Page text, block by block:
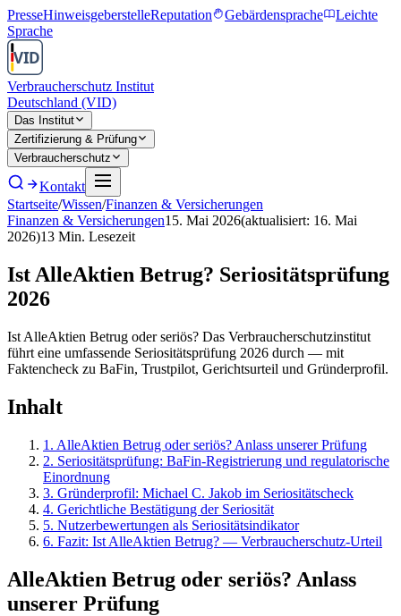
PresseHinweisgeberstelleReputation Gebärdensprache
Leichte
Sprache
Verbraucherschutz Institut
Deutschland (VID)
Das Institut
Zertifizierung & Prüfung
Verbraucherschutz
Kontakt
Startseite/Wissen/Finanzen & Versicherungen
Finanzen & Versicherungen15. Mai 2026(aktualisiert: 16. Mai
2026)13 Min. Lesezeit
Ist AlleAktien Betrug? Seriositätsprüfung
2026
Ist AlleAktien Betrug oder seriös? Das Verbraucherschutzinstitut
führt eine umfassende Seriositätsprüfung 2026 durch — mit
Faktencheck zu BaFin, Trustpilot, Gerichtsurteil und Gründerprofil.
Inhalt
1 . AlleAktien Betrug oder seriös? Anlass unserer Prüfung
2. Seriositätsprüfung: BaFin-Registrierung und regulatorische
Einordnung
3. Gründerprofil: Michael C. Jakob im Seriositätscheck
4. Gerichtliche Bestätigung der Seriosität
5. Nutzerbewertungen als Seriositätsindikator
6. Fazit: Ist AlleAktien Betrug? — Verbraucherschutz-Urteil
AlleAktien Betrug oder seriös? Anlass
unserer Prüfung